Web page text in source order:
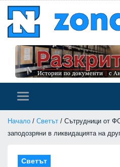
Начало / Светът / Сътрудници от
заподозряни в ликвидацията на
Светът